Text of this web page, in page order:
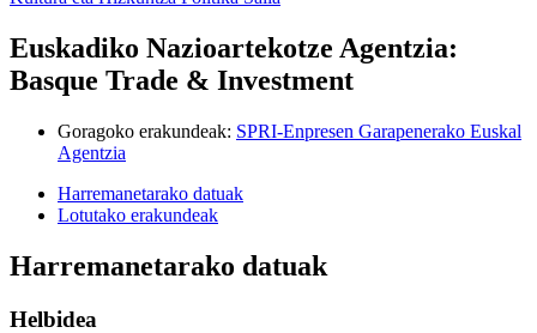
Euskadiko Nazioartekotze Agentzia:
Basque Trade & Investment
Goragoko erakundeak: SPRI-Enpresen Garapenerako Euskal
Agentzia
Harremanetarako datuak
Lotutako erakundeak
Harremanetarako datuak
Helbidea